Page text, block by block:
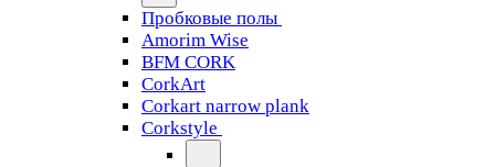
Пробковые полы
Amorim Wise
BFM CORK
CorkArt
Corkart narrow plank
Corkstyle